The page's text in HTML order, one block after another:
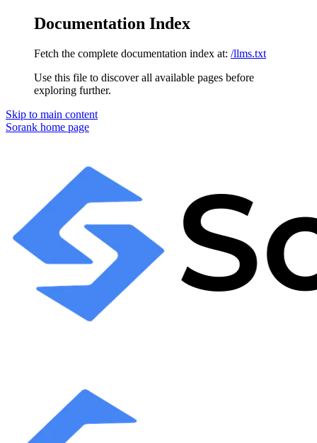
Documentation Index
Fetch the complete documentation index at: /llms.txt
Use this file to discover all available pages before
exploring further.
Skip to main content
Sorank home page